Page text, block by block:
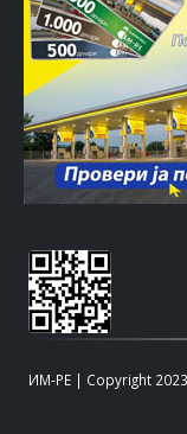
ИМ-РЕ | Copyright